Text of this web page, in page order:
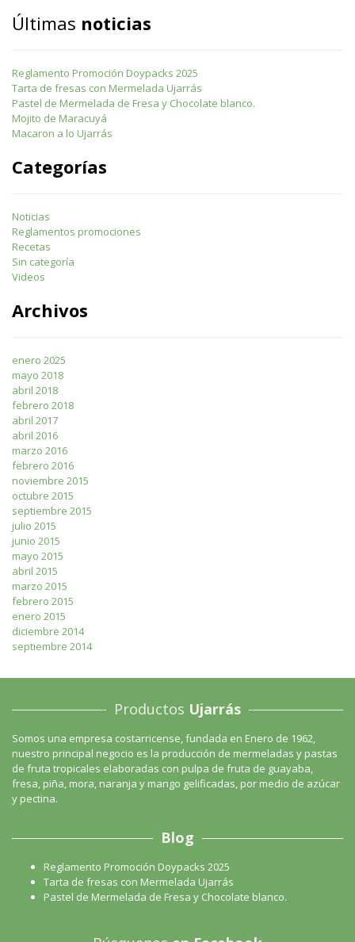
Últimas noticias
Reglamento Promoción Doypacks 2025
Tarta de fresas con Mermelada Ujarrás
Pastel de Mermelada de Fresa y Chocolate blanco.
Mojito de Maracuyá
Macaron a lo Ujarrás
Categorías
Noticias
Reglamentos promociones
Recetas
Sin categoría
Videos
Archivos
enero 2025
mayo 2018
abril 2018
febrero 2018
abril 2017
abril 2016
marzo 2016
febrero 2016
noviembre 2015
octubre 2015
septiembre 2015
julio 2015
junio 2015
mayo 2015
abril 2015
marzo 2015
febrero 2015
enero 2015
diciembre 2014
septiembre 2014
Productos Ujarrás
Somos una empresa costarricense, fundada en Enero de 1962,
nuestro principal negocio es la producción de mermeladas y pastas
de fruta tropicales elaboradas con pulpa de fruta de guayaba,
fresa, piña, mora, naranja y mango gelificadas, por medio de azúcar
y pectina.
Blog
Reglamento Promoción Doypacks 2025
Tarta de fresas con Mermelada Ujarrás
Pastel de Mermelada de Fresa y Chocolate blanco.